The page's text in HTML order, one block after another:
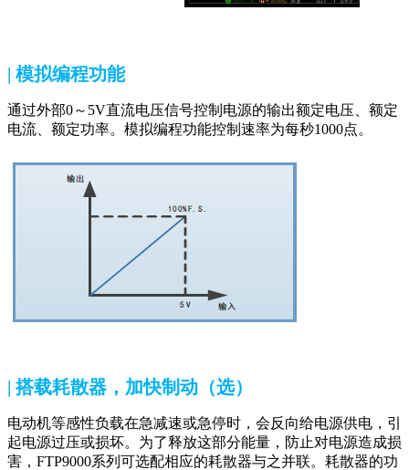
| 模拟编程功能
通过外部0～5V直流电压信号控制电源的输出额定电压、额定
电流、额定功率。模拟编程功能控制速率为每秒1000点。
| 搭载耗散器，加快制动（选）
电动机等感性负载在急减速或急停时，会反向给电源供电，引
起电源过压或损坏。为了释放这部分能量，防止对电源造成损
害，FTP9000系列可选配相应的耗散器与之并联。耗散器的功